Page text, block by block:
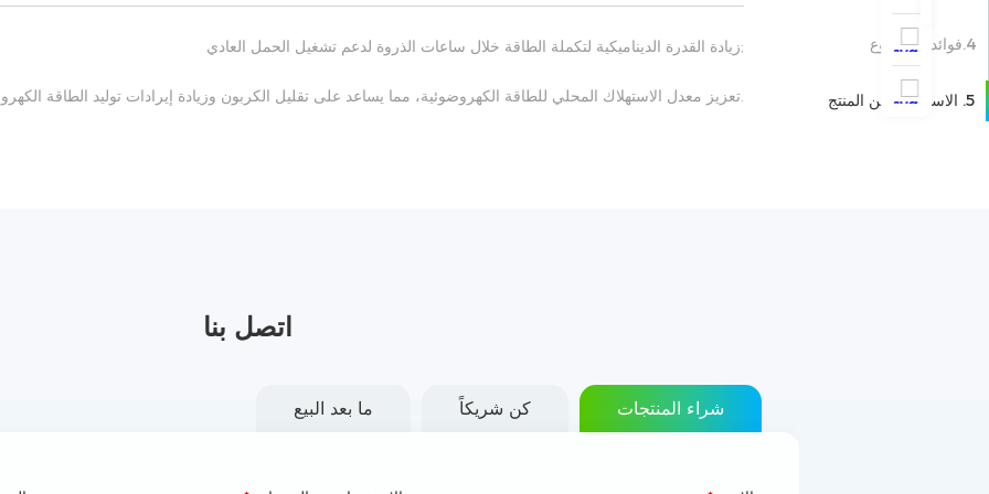
;زيادة القدرة الديناميكية لتكملة الطاقة خلال ساعات الذروة لدعم تشغيل الحمل العادي
.تعزيز معدل الاستهلاك المحلي للطاقة الكهروضوئية، مما يساعد على تقليل الكربون وزيادة إيرادات توليد الطاقة
اتصل بنا
شراء المنتجات كن شريكاً ما بعد البيع
4.فوائد المشروع
5. الاستفسار عن المنتج